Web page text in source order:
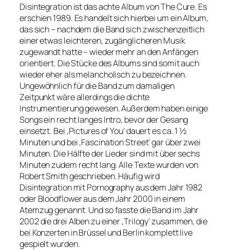
Disintegration ist das achte Album von The Cure. Es
erschien 1989. Es handelt sich hierbei um ein Album,
das sich – nachdem die Band sich zwischenzeitlich
einer etwas leichteren, zugänglicheren Musik
zugewandt hatte – wieder mehr an den Anfängen
orientiert. Die Stücke des Albums sind somit auch
wieder eher als melancholisch zu bezeichnen.
Ungewöhnlich für die Band zum damaligen
Zeitpunkt wäre allerdings die dichte
Instrumentierung gewesen. Außerdem haben einige
Songs ein recht langes Intro, bevor der Gesang
einsetzt. Bei ‚Pictures of You‘ dauert es ca. 1 ½
Minuten und bei ‚Fascination Street‘ gar über zwei
Minuten. Die Hälfte der Lieder sind mit über sechs
Minuten zudem recht lang. Alle Texte wurden von
Robert Smith geschrieben. Häufig wird
Disintegration mit Pornography aus dem Jahr 1982
oder Bloodflower aus dem Jahr 2000 in einem
Atemzug genannt. Und so fasste die Band im Jahr
2002 die drei Alben zu einer ‚Trilogy‘ zusammen, die
bei Konzerten in Brüssel und Berlin komplett live
gespielt wurden.